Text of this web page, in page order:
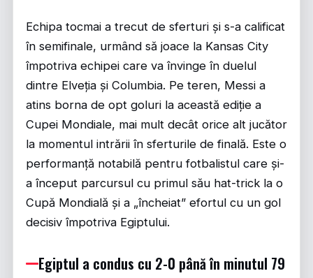
Echipa tocmai a trecut de sferturi și s-a calificat
în semifinale, urmând să joace la Kansas City
împotriva echipei care va învinge în duelul
dintre Elveția și Columbia. Pe teren, Messi a
atins borna de opt goluri la această ediție a
Cupei Mondiale, mai mult decât orice alt jucător
la momentul intrării în sferturile de finală. Este o
performanță notabilă pentru fotbalistul care și-
a început parcursul cu primul său hat-trick la o
Cupă Mondială și a „încheiat” efortul cu un gol
decisiv împotriva Egiptului.
Egiptul a condus cu 2-0 până în minutul 79